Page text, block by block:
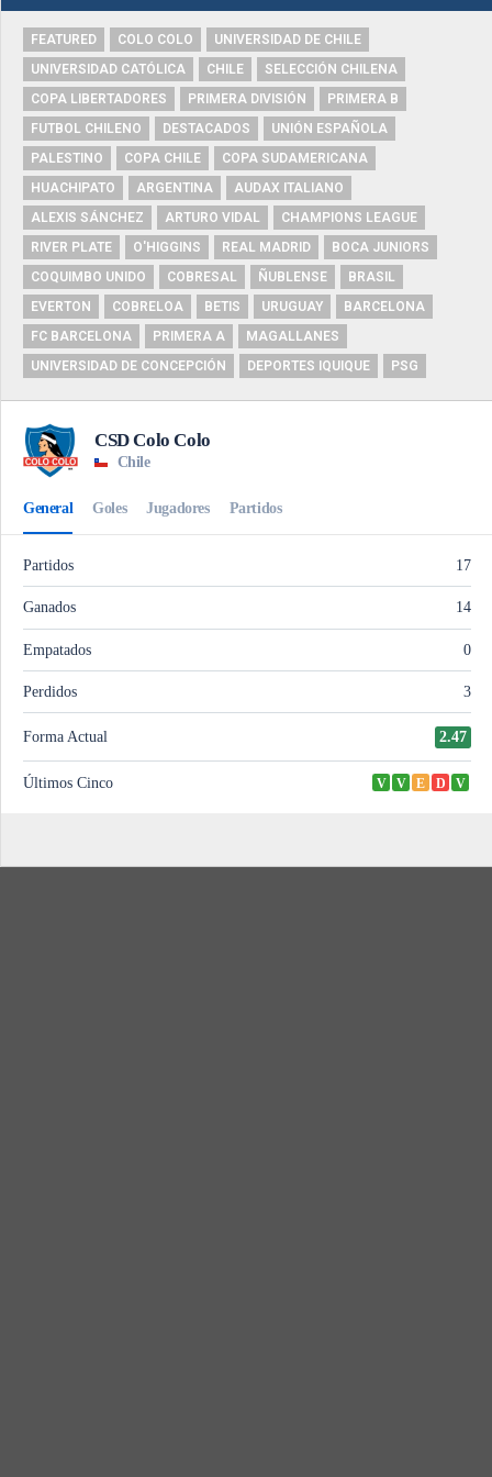
FEATURED COLO COLO
UNIVERSIDAD DE CHILE
UNIVERSIDAD CATÓLICA
CHILE
SELECCIÓN CHILENA
COPA LIBERTADORES
PRIMERA DIVISIÓN
PRIMERA B
FUTBOL CHILENO
DESTACADOS
UNIÓN ESPAÑOLA
PALESTINO
COPA CHILE
COPA SUDAMERICANA
HUACHIPATO
ARGENTINA
AUDAX ITALIANO
ALEXIS SÁNCHEZ
ARTURO VIDAL
CHAMPIONS LEAGUE
RIVER PLATE
O'HIGGINS REAL MADRID
BOCA JUNIORS
COQUIMBO UNIDO
COBRESAL ÑUBLENSE
BRASIL
EVERTON
COBRELOA BETIS URUGUAY
BARCELONA
FC BARCELONA
PRIMERA A
MAGALLANES
UNIVERSIDAD DE CONCEPCIÓN
DEPORTES IQUIQUE PSG